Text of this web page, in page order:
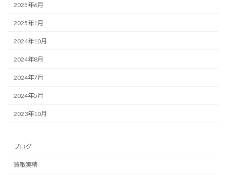
2025年6月
2025年1月
2024年10月
2024年8月
2024年7月
2024年5月
2023年10月
ブログ
買取実績